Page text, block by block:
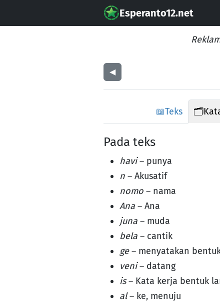
Esperanto12.net
◀︎
📖Teks 🗂️
Pada teks
havi– punya
n – Akusatif
nomo – nama
Ana – Ana
juna – muda
bela – cantik
ge– menyatakan
veni– datang
is– Kata kerja bentuk
al– ke, menuju